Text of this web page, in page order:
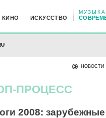
КИНО ИСКУССТВО
МУЗЫКА
НОВОСТИ
ПРОЦЕСС
2008: